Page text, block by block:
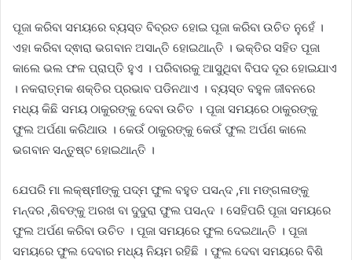
ପୂଜା କରିବା ସମୟରେ ବ୍ୟସ୍ତ ବିବ୍ରତ ହୋଇ ପୂଜା କରିବା ଉଚିତ ନୁହେଁ ।
ଏହା କରିବା ଦ୍ଵାରା ଭଗବାନ ଅସାନ୍ତି ହୋଇଥାନ୍ତି । ଭକ୍ତିର ସହିତ ପୂଜା
କାଲେ ଭଲ ଫଳ ପ୍ରାପ୍ତି ହୁଏ । ପରିବାରକୁ ଆସୁଥିବା ବିପଦ ଦୂର ହୋଇଯାଏ
। ନକରାତ୍ମକ ଶକ୍ତିର ପ୍ରଭାବ ପଡିନଥାଏ । ବ୍ୟସ୍ତ ବହୁଳ ଜୀବନରେ
ମଧ୍ୟ କିଛି ସମୟ ଠାକୁରଙ୍କୁ ଦେବା ଉଚିତ । ପୂଜା ସମୟରେ ଠାକୁରଙ୍କୁ
ଫୁଲ ଅର୍ପଣା କରିଥାଉ । କେଉଁ ଠାକୁରଙ୍କୁ କେଉଁ ଫୁଲ ଅର୍ପଣ କାଲେ
ଭଗବାନ ସନ୍ତୁଷ୍ଟ ହୋଇଥାନ୍ତି ।
ଯେପରି ମା ଲକ୍ଷ୍ମୀଙ୍କୁ ପଦ୍ମ ଫୁଲ ବହୁତ ପସନ୍ଦ ,ମା ମଙ୍ଗଳାଙ୍କୁ
ମନ୍ଦର ,ଶିବଙ୍କୁ ଅରଖ ବା ଦୁଦୁରା ଫୁଲ ପସନ୍ଦ । ସେହିପରି ପୂଜା ସମୟରେ
ଫୁଲ ଅର୍ପଣ କରିବା ଉଚିତ । ପୂଜା ସମୟରେ ଫୁଲ ଦେଇଥାନ୍ତି । ପୂଜା
ସମୟରେ ଫୁଲ ଦେବାର ମଧ୍ୟ ନିୟମ ରହିଛି । ଫୁଲ ଦେବା ସମୟରେ ବିଶି